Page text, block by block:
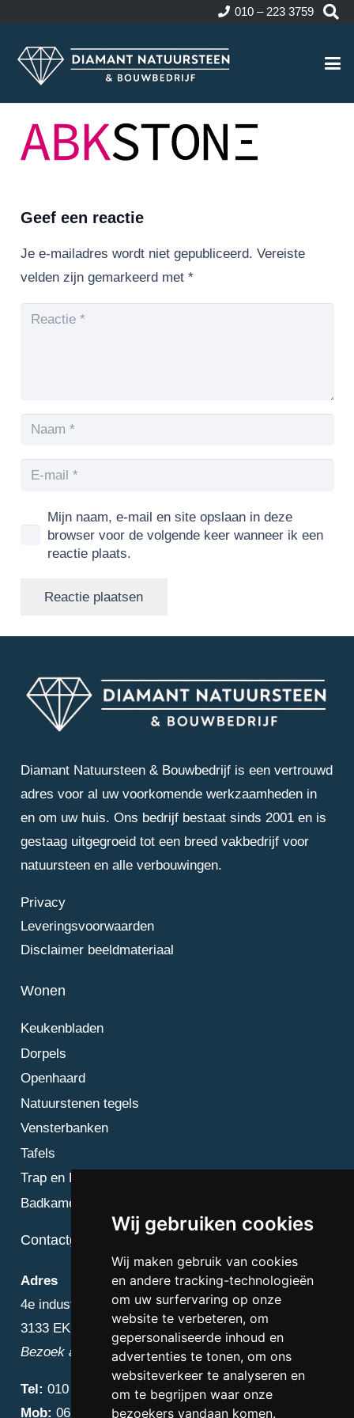
Wij gebruiken cookies
Wij maken gebruik van cookies
en andere tracking-technologieën
om uw surfervaring op onze
website te verbeteren, om
gepersonaliseerde inhoud en
advertenties te tonen, om ons
websiteverkeer te analyseren en
om te begrijpen waar onze
bezoekers vandaan komen.
010 – 223 3759
Geef een reactie
Je e-mailadres wordt niet gepubliceerd. Vereiste
velden zijn gemarkeerd met *
Mijn naam, e-mail en site opslaan in deze
browser voor de volgende keer wanneer ik een
reactie plaats.
Reactie plaatsen
Diamant Natuursteen & Bouwbedrijf is een vertrouwd
adres voor al uw voorkomende werkzaamheden in
en om uw huis. Ons bedrijf bestaat sinds 2001 en is
gestaag uitgegroeid tot een breed vakbedrijf voor
natuursteen en alle verbouwingen.
Privacy
Leveringsvoorwaarden
Disclaimer beeldmateriaal
Wonen
Keukenbladen
Dorpels
Openhaard
Natuurstenen tegels
Vensterbanken
Tafels
Trap en Bordes
Badkamer
Contactgegevens
Adres
4e industriestraat 25
3133 EK Vlaardingen
Bezoek alleen op afspraak
Tel: 010 – 223 3759
Mob: 06 – 4838 1000